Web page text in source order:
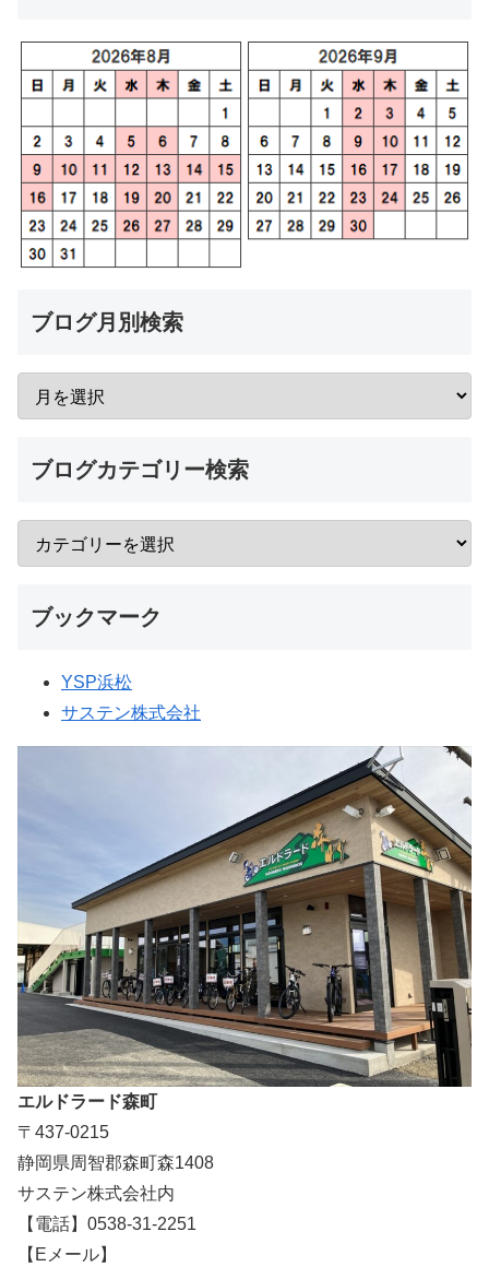
ブログ月別検索
ブログカテゴリー検索
ブックマーク
YSP浜松
サステン株式会社
エルドラード森町
〒437-0215
静岡県周智郡森町森1408
サステン株式会社内
【電話】0538-31-2251
【Eメール】